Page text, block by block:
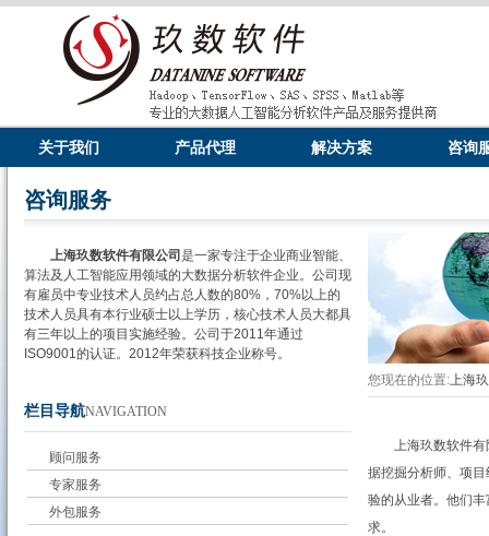
关于我们 产品代理 解决方案 咨询
咨询服务
上海玖数软件有限公司 是一家专注于企业商业智能、
算法及人工智能应用领域的大数据分析软件企业。公司现
有雇员中专业技术人员约占总人数的80%，70%以上的
技术人员具有本行业硕士以上学历，核心技术人员大都具
有三年以上的项目实施经验。公司于2011年通过
ISO9001的认证。2012年荣获科技企业称号。
栏目导航NAVIGATION
顾问服务
专家服务
外包服务
您现在的位置:上海
上海玖数软件
据挖掘分析师、项
验的从业者。他们
求。